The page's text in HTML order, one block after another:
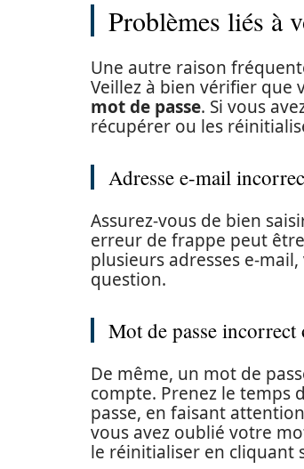
Problèmes liés à
Une autre raison
Veillez à bien vérifier que
mot de passe. Si vous
récupérer ou les
Adresse e-mail
Assurez-vous de bien
erreur de frappe peut
plusieurs adresses e-
question.
Mot de passe
De même, un mot de
compte. Prenez le temps
passe, en faisant
vous avez oublié votre
le réinitialiser en cliquant